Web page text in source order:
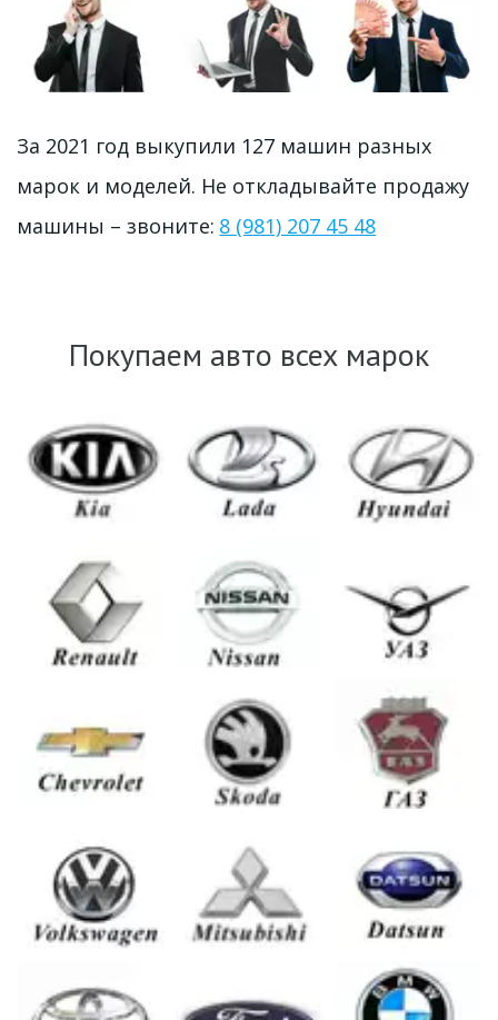
За 2021 год выкупили 127 машин разных
марок и моделей. Не откладывайте продажу
машины – звоните: 8 (981) 207 45 48
Покупаем авто всех марок